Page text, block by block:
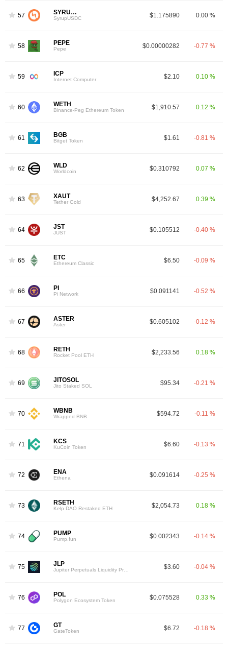
57 SYRUPUSDC
SyrupUSDC $1.175890 0.00 %
58 PEPE
Pepe $0.00000282 -0.77 %
59 ICP
Internet Computer $2.10 0.10 %
60 WETH
Binance-Peg Ethereum Token $1,910.57 0.12 %
61 BGB
Bitget Token $1.61 -0.81 %
62 WLD
Worldcoin $0.310792 0.07 %
63 XAUT
Tether Gold $4,252.67 0.39 %
64 JST
JUST $0.105512 -0.40 %
65 ETC
Ethereum Classic $6.50 -0.09 %
66 PI
Pi Network $0.091141 -0.52 %
67 ASTER
Aster $0.605102 -0.12 %
68 RETH
Rocket Pool ETH $2,233.56 0.18 %
69 JITOSOL
Jito Staked SOL $95.34 -0.21 %
70 WBNB
Wrapped BNB $594.72 -0.11 %
71 KCS
KuCoin Token $6.60 -0.13 %
72 ENA
Ethena $0.091614 -0.25 %
73 RSETH
Kelp DAO Restaked ETH $2,054.73 0.18 %
74 PUMP
Pump.fun $0.002343 -0.14 %
75 JLP $3.60 -0.04 %
76 POL
Polygon Ecosystem Token $0.075528 0.33 %
77 GT
GateToken $6.72 -0.18 %